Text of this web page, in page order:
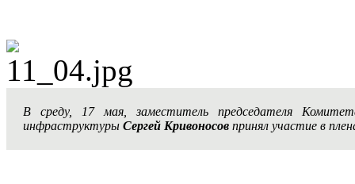
В среду, 17 мая, заместитель председателя
инфраструктуры Сергей Кривоносов принял участие в